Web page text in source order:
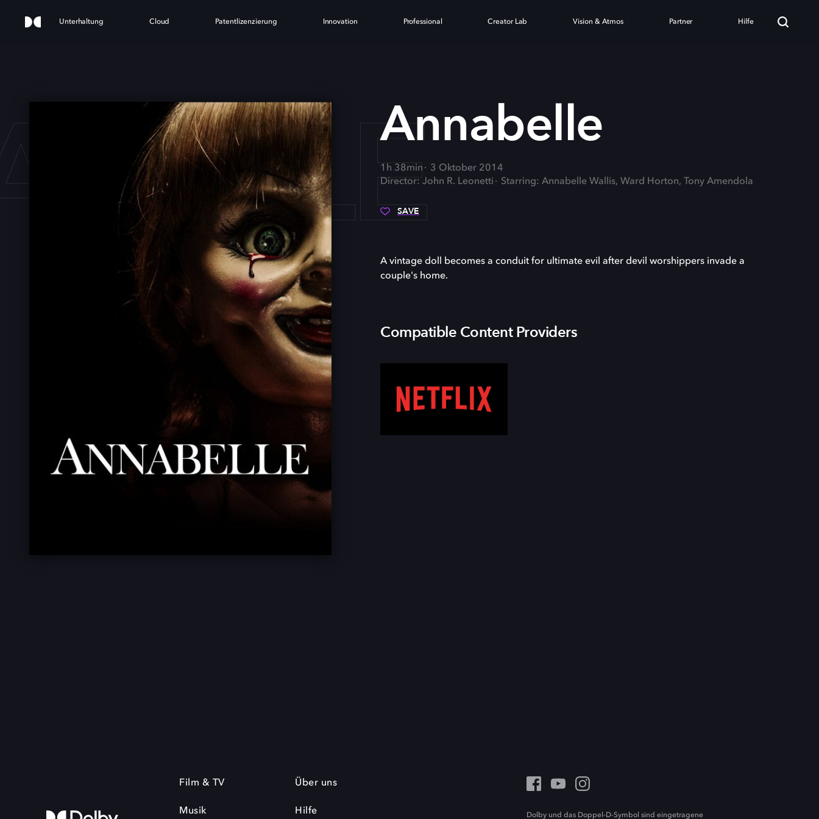
Unterhaltung Cloud Patentlizenzierung Innovation Professional Creator Lab Vision & Atmos Partner Hilfe
Annabelle
1h 38min
3 Oktober 2014
Director: John R. Leonetti
Starring: Annabelle Wallis, Ward Horton, Tony Amendola
SAVE
A vintage doll becomes a conduit for ultimate evil after devil worshippers invade a
couple's home.
Compatible Content Providers
Film & TV
Musik
Über uns
Hilfe Dolby und das Doppel-D-Symbol sind eingetragene